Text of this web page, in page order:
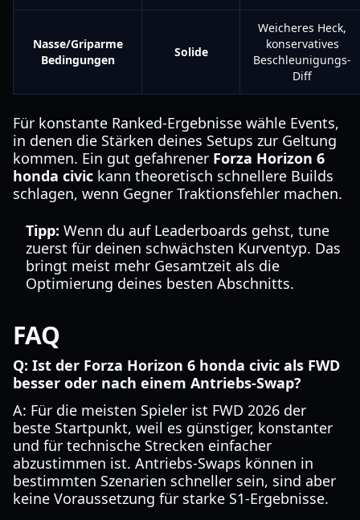
Nasse/Griparme
Bedingungen
Solide
Weicheres Heck,
konservatives
Beschleunigungs-
Diff
Für konstante Ranked-Ergebnisse wähle Events,
in denen die Stärken deines Setups zur Geltung
kommen. Ein gut gefahrener Forza Horizon 6
honda civic kann theoretisch schnellere Builds
schlagen, wenn Gegner Traktionsfehler machen.
Tipp: Wenn du auf Leaderboards gehst, tune
zuerst für deinen schwächsten Kurventyp. Das
bringt meist mehr Gesamtzeit als die
Optimierung deines besten Abschnitts.
FAQ
Q: Ist der Forza Horizon 6 honda civic als FWD
besser oder nach einem Antriebs-Swap?
A: Für die meisten Spieler ist FWD 2026 der
beste Startpunkt, weil es günstiger, konstanter
und für technische Strecken einfacher
abzustimmen ist. Antriebs-Swaps können in
bestimmten Szenarien schneller sein, sind aber
keine Voraussetzung für starke S1-Ergebnisse.